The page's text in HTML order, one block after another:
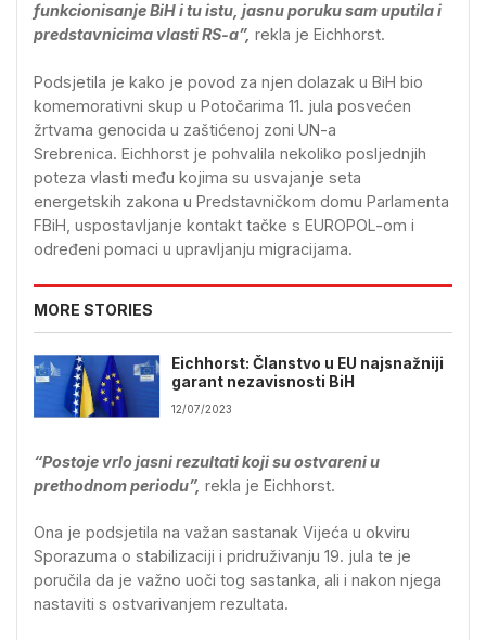
funkcionisanje BiH i tu istu, jasnu poruku sam uputila i
predstavnicima vlasti RS-a”, rekla je Eichhorst.
Podsjetila je kako je povod za njen dolazak u BiH bio
komemorativni skup u Potočarima 11. jula posvećen
žrtvama genocida u zaštićenoj zoni UN-a
Srebrenica. Eichhorst je pohvalila nekoliko posljednjih
poteza vlasti među kojima su usvajanje seta
energetskih zakona u Predstavničkom domu Parlamenta
FBiH, uspostavljanje kontakt tačke s EUROPOL-om i
određeni pomaci u upravljanju migracijama.
MORE STORIES
Eichhorst: Članstvo u EU najsnažniji
garant nezavisnosti BiH
12/07/2023
“Postoje vrlo jasni rezultati koji su ostvareni u
prethodnom periodu”, rekla je Eichhorst.
Ona je podsjetila na važan sastanak Vijeća u okviru
Sporazuma o stabilizaciji i pridruživanju 19. jula te je
poručila da je važno uoči tog sastanka, ali i nakon njega
nastaviti s ostvarivanjem rezultata.